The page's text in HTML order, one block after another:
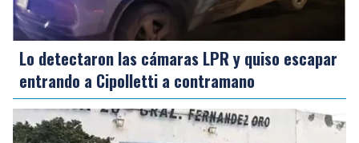
Lo detectaron las cámaras LPR y quiso escapar
entrando a Cipolletti a contramano